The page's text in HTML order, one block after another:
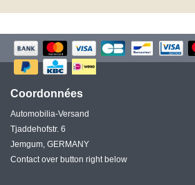
Coordonnées
Automobilia-Versand
Tjaddehofstr. 6
Jemgum, GERMANY
Contact over button right below